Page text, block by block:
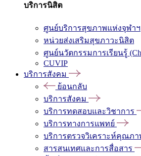
บริการนิสิต
ศูนย์บริการสุขภาพแห่งจุฬาฯ
หน่วยส่งเสริมสุขภาวะนิสิต
ศูนย์นวัตกรรมการเรียนรู้
CUVIP
บริการสังคม
ย้อนกลับ
บริการสังคม
บริการทดสอบและวิชาการ
บริการทางการแพทย์
บริการตรวจวิเคราะห์คุณภา
สารสนเทศและการสื่อสาร